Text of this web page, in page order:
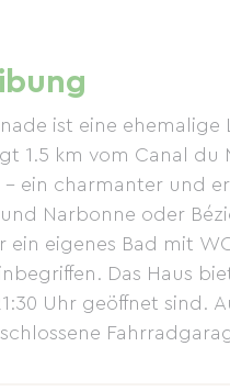
ist eine
1.5 km vom Canal
– ein charmanter und
Narbonne oder
ein eigenes Bad mit
Das Haus
Uhr geöffnet sind.